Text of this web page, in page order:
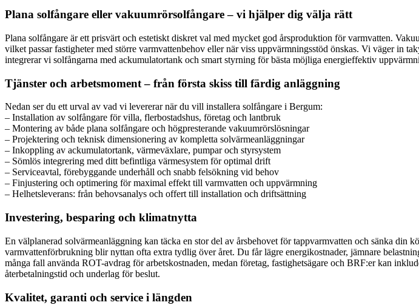
Plana solfångare eller vakuumrörsolfångare – vi hjälper dig välja rätt
Plana solfångare är ett prisvärt och estetiskt diskret val med mycket god årsproduktion för varmvatten.
vilket passar fastigheter med större varmvattenbehov eller när viss uppvärmningsstöd önskas. Vi väger in
integrerar vi solfångarna med ackumulatortank och smart styrning för bästa möjliga energieffektiv
Tjänster och arbetsmoment – från första skiss till färdig anläggning
Nedan ser du ett urval av vad vi levererar när du vill installera solfångare i Bergum:
– Installation av solfångare för villa, flerbostadshus, företag och lantbruk
– Montering av både plana solfångare och högpresterande vakuumrörslösningar
– Projektering och teknisk dimensionering av kompletta solvärmeanläggningar
– Inkoppling av ackumulatortank, värmeväxlare, pumpar och styrsystem
– Sömlös integrering med ditt befintliga värmesystem för optimal drift
– Serviceavtal, förebyggande underhåll och snabb felsökning vid behov
– Finjustering och optimering för maximal effekt till varmvatten och uppvärmning
– Helhetsleverans: från behovsanalys och offert till installation och driftsättning
Investering, besparing och klimatnytta
En välplanerad solvärmeanläggning kan täcka en stor del av årsbehovet för tappvarmvatten och sänka din
varmvattenförbrukning blir nyttan ofta extra tydlig över året. Du får lägre energikostnader, jämnare
många fall använda ROT-avdrag för arbetskostnaden, medan företag, fastighetsägare och BRF:er kan
återbetalningstid och underlag för beslut.
Kvalitet, garanti och service i längden